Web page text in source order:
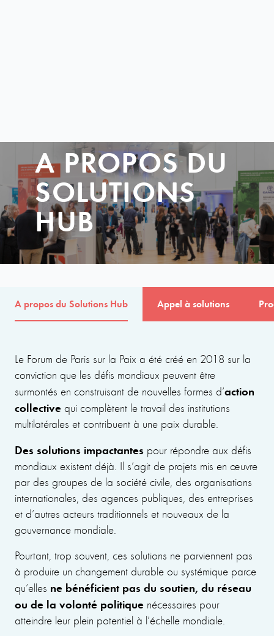
A PROPOS DU
SOLUTIONS
HUB
A propos du Solutions Hub Appel à solutions
Le Forum de Paris sur la Paix a été créé en 2018 sur la
conviction que les défis mondiaux peuvent être
surmontés en construisant de nouvelles formes d’action
collective qui complètent le travail des institutions
multilatérales et contribuent à une paix durable.
Des solutions impactantes pour répondre aux défis
mondiaux existent déjà. Il s’agit de projets mis en œuvre
par des groupes de la société civile, des organisations
internationales, des agences publiques, des entreprises
et d’autres acteurs traditionnels et nouveaux de la
gouvernance mondiale.
Pourtant, trop souvent, ces solutions ne parviennent pas
à produire un changement durable ou systémique parce
qu’elles ne bénéficient pas du soutien, du réseau
ou de la volonté politique nécessaires pour
atteindre leur plein potentiel à l’échelle mondiale.